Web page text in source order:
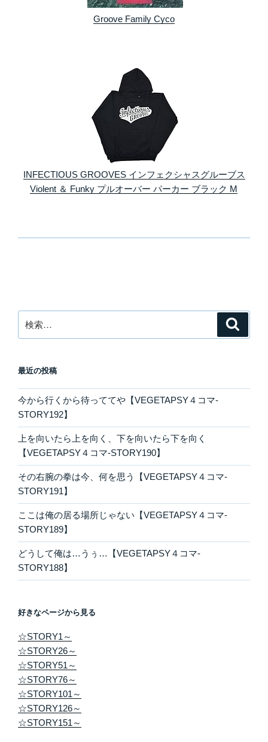
Groove Family Cyco
INFECTIOUS GROOVES インフェクシャスグルーブス
Violent ＆ Funky プルオーバー パーカー ブラック M
索:
最近の投稿
今から行くから待っててや【VEGETAPSY４コマ-
STORY192】
上を向いたら上を向く、下を向いたら下を向く
【VEGETAPSY４コマ-STORY190】
その右腕の拳は今、何を思う【VEGETAPSY４コマ-
STORY191】
ここは俺の居る場所じゃない【VEGETAPSY４コマ-
STORY189】
どうして俺は…うぅ…【VEGETAPSY４コマ-
STORY188】
好きなページから見る
☆STORY1～
☆STORY26～
☆STORY51～
☆STORY76～
☆STORY101～
☆STORY126～
☆STORY151～